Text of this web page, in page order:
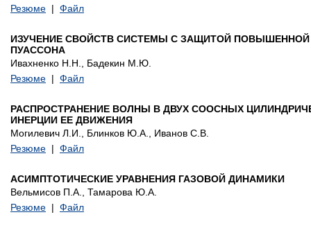
Резюме | Файл
ИЗУЧЕНИЕ СВОЙСТВ СИСТЕМЫ С ЗАЩИТОЙ
ПУАССОНА
Ивахненко Н.Н., Бадекин М.Ю.
Резюме | Файл
РАСПРОСТРАНЕНИЕ ВОЛНЫ В ДВУХ СООСНЫХ
ИНЕРЦИИ ЕЕ ДВИЖЕНИЯ
Могилевич Л.И., Блинков Ю.А., Иванов С.В.
Резюме | Файл
АСИМПТОТИЧЕСКИЕ УРАВНЕНИЯ ГАЗОВОЙ ДИНАМИКИ
Вельмисов П.А., Тамарова Ю.А.
Резюме | Файл